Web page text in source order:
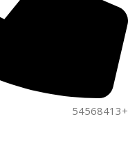
+54568413